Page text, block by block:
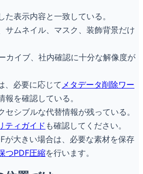
た表示内容と一致している。
サムネイル、マスク、装飾背景だけ
カイブ、社内確認に十分な解像度が
、必要に応じて メタデータ削除ワー
報を確認している。
セシブルな代替情報が残っている。
ティガイド も確認してください。
が大きい場合は、必要な素材を保存
つPDF圧縮を行います。